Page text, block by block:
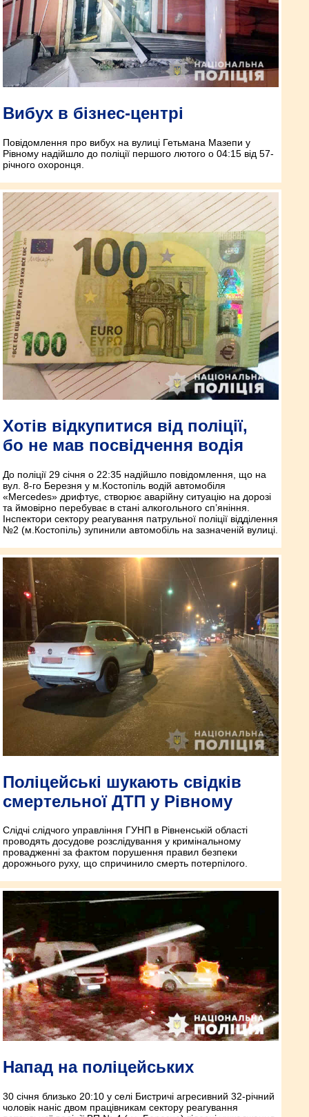
Вибух в бізнес-центрі
Повідомлення про вибух на вулиці Гетьмана Мазепи у
Рівному надійшло до поліції першого лютого о 04:15 від 57-
річного охоронця.
Хотів відкупитися від поліції,
бо не мав посвідчення водія
До поліції 29 січня о 22:35 надійшло повідомлення, що на
вул. 8-го Березня у м.Костопіль водій автомобіля
«Mercedes» дрифтує, створює аварійну ситуацію на дорозі
та ймовірно перебуває в стані алкогольного сп’яніння.
Інспектори сектору реагування патрульної поліції відділення
№2 (м.Костопіль) зупинили автомобіль на зазначеній вулиці.
Поліцейські шукають свідків
смертельної ДТП у Рівному
Слідчі слідчого управління ГУНП в Рівненській області
проводять досудове розслідування у кримінальному
провадженні за фактом порушення правил безпеки
дорожнього руху, що спричинило смерть потерпілого.
Напад на поліцейських
30 січня близько 20:10 у селі Бистричі агресивний 32-річний
чоловік наніс двом працівникам сектору реагування